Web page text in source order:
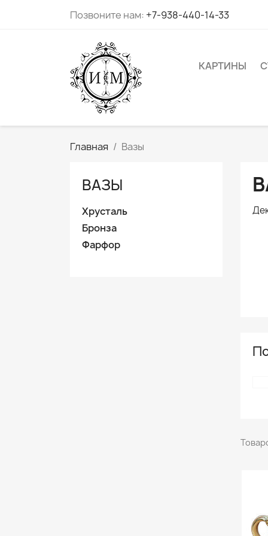
Позвоните нам: +7-938-440-14-33
КАРТИНЫ
Главная Вазы
ВАЗЫ
Хрусталь
Бронза
Фарфор